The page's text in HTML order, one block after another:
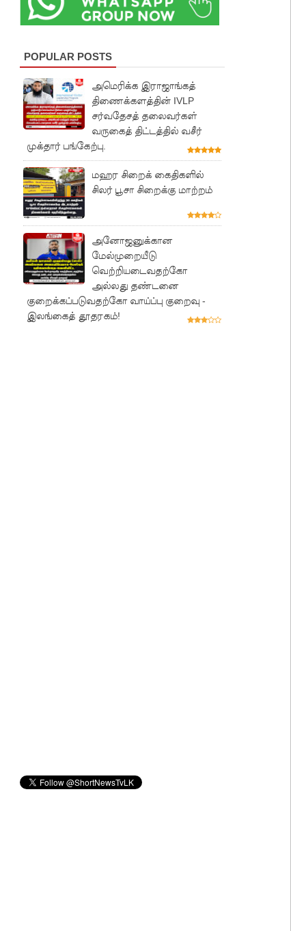
POPULAR POSTS
அமெரிக்க இராஜாங்கத்
திணைக்களத்தின் IVLP
சர்வதேசத் தலைவர்கள்
வருகைத் திட்டத்தில் வசீர்
முக்தார் பங்கேற்பு.
மஹர சிறைக் கைதிகளில்
சிலர் பூசா சிறைக்கு மாற்றம்
அனோஜனுக்கான
மேல்முறையீடு
வெற்றியடைவதற்கோ
அல்லது தண்டனை
குறைக்கப்படுவதற்கோ வாய்ப்பு குறைவு -
இலங்கைத் தூதரகம்!